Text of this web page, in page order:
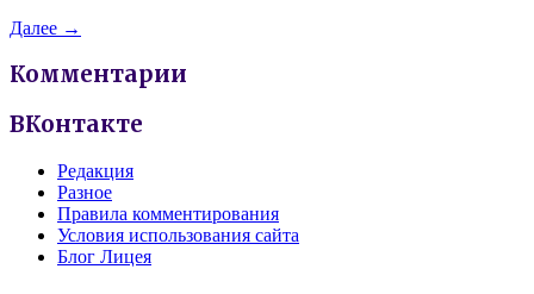
Далее →
Комментарии
ВКонтакте
Редакция
Разное
Правила комментирования
Условия использования сайта
Блог Лицея